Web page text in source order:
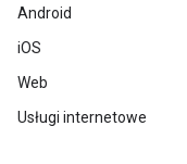
Android
iOS
Web
Usługi internetowe